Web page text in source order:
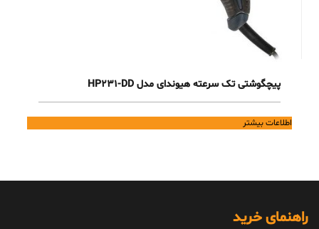
پیچگوشتی تک سرعته هیوندای مدل HP231-DD
اطلاعات بیشتر
راهنمای خرید